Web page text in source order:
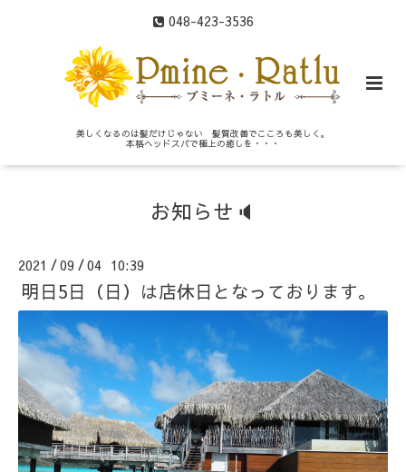
048-423-3536
美しくなるのは髪だけじゃない 髪質改善でこころも美しく。
本格ヘッドスパで極上の癒しを・・・
お知らせ🔈
2021 /09 /04 10:39
明日5日（日）は店休日となっております。